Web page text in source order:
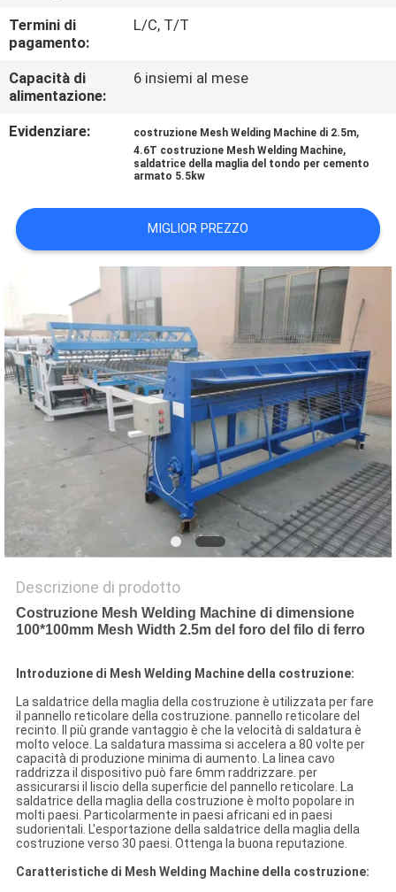
CONTROLLO
DI
QUALITÀ
CONTATTICI
CITAZIONE
MAPPA
DEL
SITO
PRIVACY
POLICY
Termini di
pagamento:
L/C, T/T
Capacità di
alimentazione:
6 insiemi al mese
Evidenziare: costruzione Mesh Welding Machine di 2.5m,
4.6T costruzione Mesh Welding Machine,
saldatrice della maglia del tondo per cemento
armato 5.5kw
MIGLIOR PREZZO
Descrizione di prodotto
Costruzione Mesh Welding Machine di dimensione
100*100mm Mesh Width 2.5m del foro del filo di ferro
Introduzione di Mesh Welding Machine della costruzione:
La saldatrice della maglia della costruzione è utilizzata per fare
il pannello reticolare della costruzione. pannello reticolare del
recinto. Il più grande vantaggio è che la velocità di saldatura è
molto veloce. La saldatura massima si accelera a 80 volte per
capacità di produzione minima di aumento. La linea cavo
raddrizza il dispositivo può fare 6mm raddrizzare. per
assicurarsi il liscio della superficie del pannello reticolare. La
saldatrice della maglia della costruzione è molto popolare in
molti paesi. Particolarmente in paesi africani ed in paesi
sudorientali. L'esportazione della saldatrice della maglia della
costruzione verso 30 paesi. Ottenga la buona reputazione.
Caratteristiche di Mesh Welding Machine della costruzione: